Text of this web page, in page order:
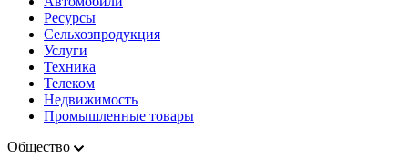
Ресурсы
Сельхозпродукция
Услуги
Техника
Телеком
Недвижимость
Промышленные товары
Общество